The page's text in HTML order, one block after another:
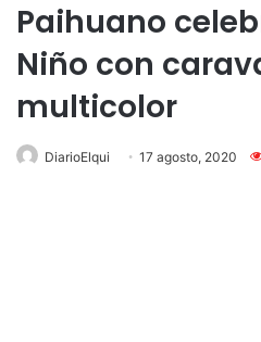
Paihuano
Niño con
multicolor
DiarioElqui 17 agosto, 2020